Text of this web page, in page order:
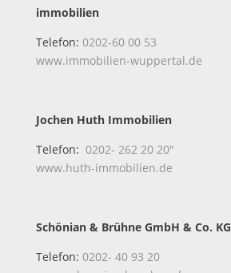
immobilien
Telefon: 0202-60 00 53
www.immobilien-wuppertal.de
Jochen Huth Immobilien
Telefon: 0202- 262 20 20″
www.huth-immobilien.de
Schönian & Brühne GmbH & Co. KG
Telefon: 0202- 40 93 20